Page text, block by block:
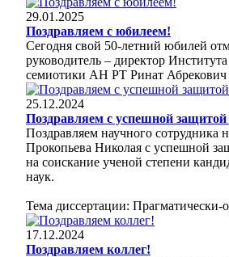
29.01.2025
Поздравляем с юбилеем!
Сегодня свой 50-летний юбилей
руководитель – директор
семиотики АН РТ Ринат Абрекович
25.12.2024
Поздравляем с успешной защитой
Поздравляем научного сотрудника
Прокопьева Николая с успешной
на соискание ученой степени
наук.
Тема диссертации: Прагматически-
17.12.2024
Поздравляем коллег!